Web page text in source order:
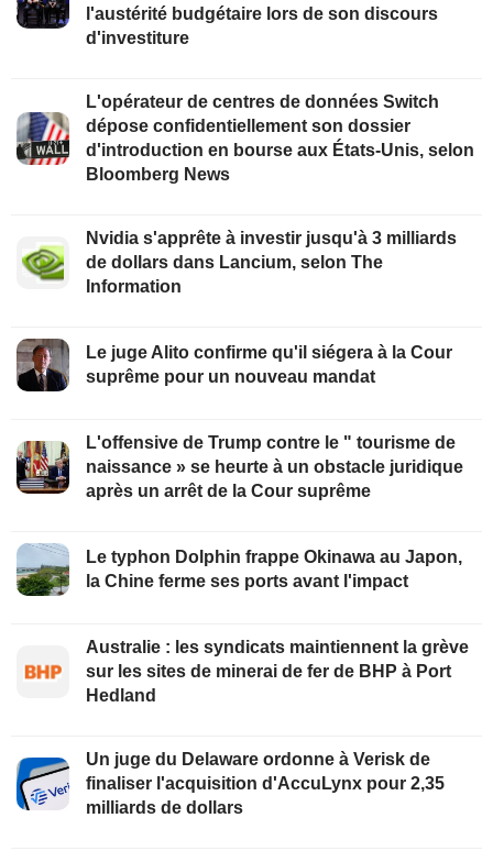
l'austérité budgétaire lors de son discours
d'investiture
L'opérateur de centres de données Switch
dépose confidentiellement son dossier
d'introduction en bourse aux États-Unis, selon
Bloomberg News
Nvidia s'apprête à investir jusqu'à 3 milliards
de dollars dans Lancium, selon The
Information
Le juge Alito confirme qu'il siégera à la Cour
suprême pour un nouveau mandat
L'offensive de Trump contre le " tourisme de
naissance » se heurte à un obstacle juridique
après un arrêt de la Cour suprême
Le typhon Dolphin frappe Okinawa au Japon,
la Chine ferme ses ports avant l'impact
Australie : les syndicats maintiennent la grève
sur les sites de minerai de fer de BHP à Port
Hedland
Un juge du Delaware ordonne à Verisk de
finaliser l'acquisition d'AccuLynx pour 2,35
milliards de dollars